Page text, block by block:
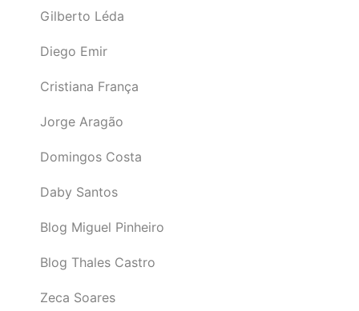
Gilberto Léda
Diego Emir
Cristiana França
Jorge Aragão
Domingos Costa
Daby Santos
Blog Miguel Pinheiro
Blog Thales Castro
Zeca Soares